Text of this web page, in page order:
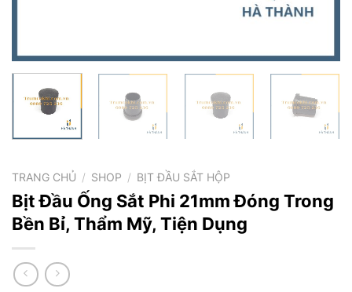
TRANG CHỦ / SHOP / BỊT ĐẦU SẮT HỘP
Bịt Đầu Ống Sắt Phi 21mm Đóng Trong
Bền Bỉ, Thẩm Mỹ, Tiện Dụng